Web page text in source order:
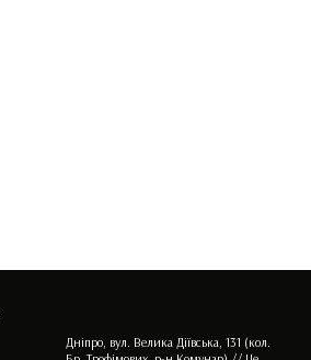
Дніпро, вул. Велика Діївська, 131 (кол.